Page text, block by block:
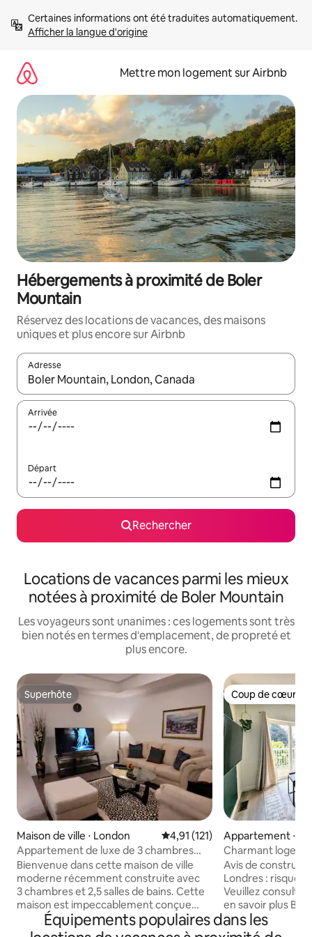
directement
Afficher la langue d'origine
Mettre mon logement sur Airbnb
Hébergements à proximité de Boler
Mountain
Réservez des locations de vacances, des maisons
uniques et plus encore sur Airbnb
Adresse
Lorsque les résultats s'affichent, utilisez les flèches vers le
Arrivée
Départ
Rechercher
Locations de vacances parmi les mieux
notées à proximité de Boler Mountain
Les voyageurs sont unanimes : ces logements sont très
bien notés en termes d'emplacement, de propreté et
plus encore.
Superhôte
Superhôte
Maison de ville ⋅ London Évaluation moyenne sur la
4,91 (121)
Appartement de luxe de 3 chambres
près de Hyde Park Mall et de
Western University
Bienvenue dans cette maison de ville
moderne récemment construite avec
3 chambres et 2,5 salles de bains. Cette
maison est impeccablement conçue
pour votre confort. Située près d'une
grande place accueillant de grands
Coup de cœur
Coup de cœur
Appartement ⋅
Charmant
près du centre-
Avis de
Londres : risque
Veuillez consulter
en savoir plus Bienvenue dans notre
charmant
et d'une salle de
Équipements populaires dans les